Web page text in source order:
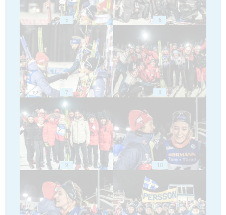
5 6
7 8
9 10